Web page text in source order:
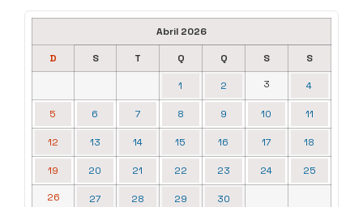
Abril 2026
D S T Q Q S S
1 2 3 4
5 6 7 8 9 10 11
12 13 14 15 16 17 18
19 20 21 22 23 24 25
26 27 28 29 30